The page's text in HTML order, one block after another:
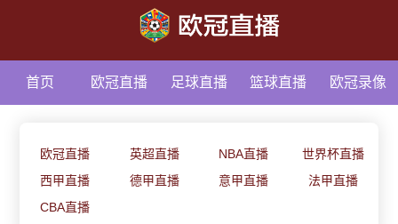
首页 欧冠直播 足球直播 篮球直播 欧冠录像
欧冠直播 英超直播 NBA直播
世界杯直播
西甲直播
德甲直播 意甲直播
法甲直播
CBA直播